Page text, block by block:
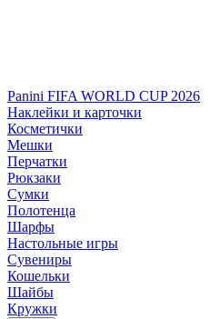
Panini FIFA WORLD CUP 2026
Наклейки и карточки
Косметички
Мешки
Перчатки
Рюкзаки
Сумки
Полотенца
Шарфы
Настольные игры
Сувениры
Кошельки
Шайбы
Кружки